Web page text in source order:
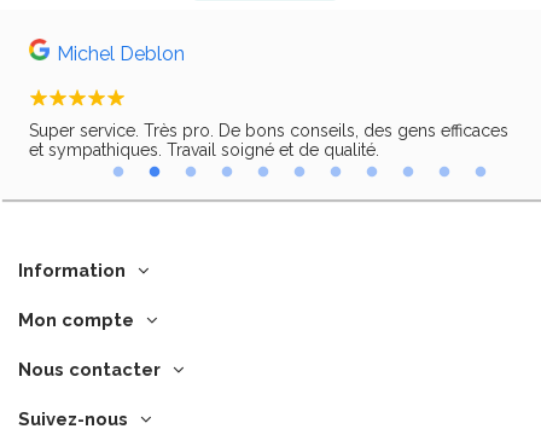
Michel Deblon
Super service. Très pro. De bons conseils, des gens efficaces
et sympathiques. Travail soigné et de qualité.
Information
Mon compte
Nous contacter
Suivez-nous